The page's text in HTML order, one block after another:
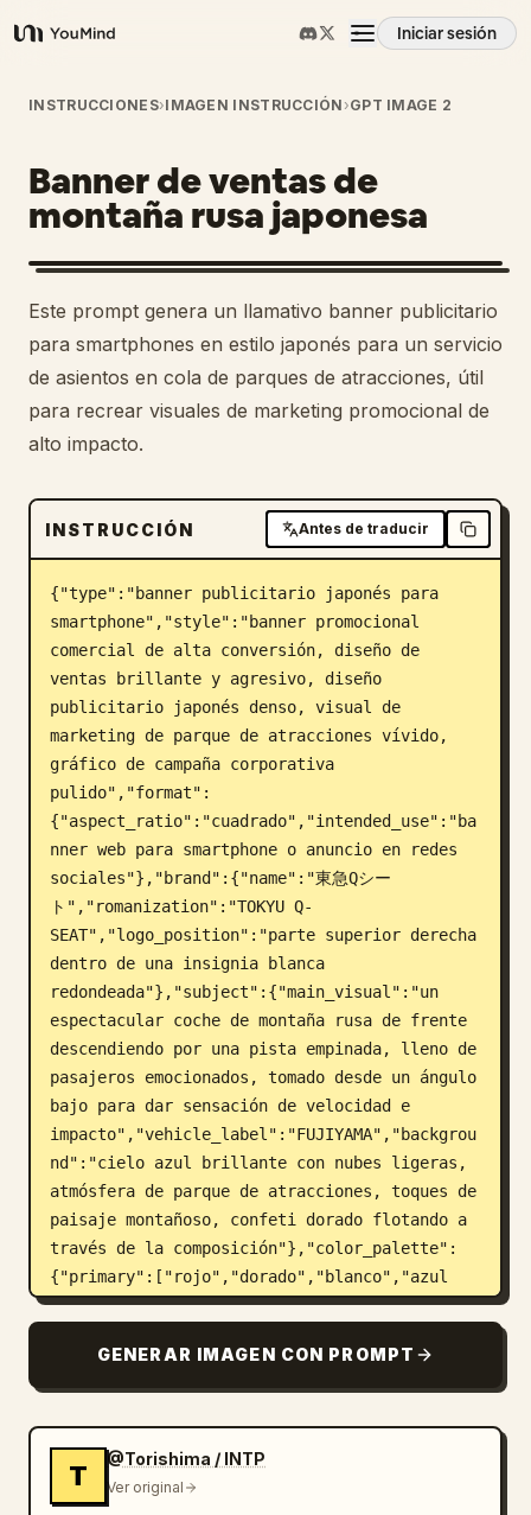
YouMind
Iniciar sesión
Resumen
Casos de uso
Habilidades
Prompts
Precios
Blog
Actualizaciones
INSTRUCCIONES›IMAGEN INSTRUCCIÓN ›GPT IMAGE 2
Banner de ventas de
montaña rusa japonesa
Este prompt genera un llamativo banner publicitario
para smartphones en estilo japonés para un servicio
de asientos en cola de parques de atracciones, útil
para recrear visuales de marketing promocional de
alto impacto.
INSTRUCCIÓN Antes de traducir
{"type":"banner publicitario japonés para
smartphone","style":"banner promocional
comercial de alta conversión, diseño de
ventas brillante y agresivo, diseño
publicitario japonés denso, visual de
marketing de parque de atracciones vívido,
gráfico de campaña corporativa
pulido","format":
{"aspect_ratio":"cuadrado","intended_use":"ba
nner web para smartphone o anuncio en redes
sociales"},"brand":{"name":"東急Qシー
ト","romanization":"TOKYU Q-
SEAT","logo_position":"parte superior derecha
dentro de una insignia blanca
redondeada"},"subject":{"main_visual":"un
espectacular coche de montaña rusa de frente
descendiendo por una pista empinada, lleno de
pasajeros emocionados, tomado desde un ángulo
bajo para dar sensación de velocidad e
impacto","vehicle_label":"FUJIYAMA","backgrou
nd":"cielo azul brillante con nubes ligeras,
atmósfera de parque de atracciones, toques de
paisaje montañoso, confeti dorado flotando a
través de la composición"},"color_palette":
{"primary":["rojo","dorado","blanco","azul
profundo","negro"],"mood":"urgente, festivo,
[{"title":"cinta superior","position":"arriba
a la izquierda sobre el área
買う、最高の体験を。"]},{"title":"bloque de
titular principal","position":"arriba a la
izquierda hacia el
GENERAR IMAGEN CON PROMPT
T
@Torishima / INTP
Ver original